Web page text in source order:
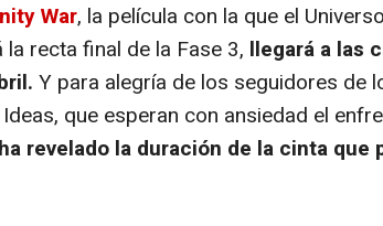
War, la película con la que el
recta final de la Fase 3, llegará a las
Y para alegría de los seguidores de
que esperan con ansiedad el
revelado la duración de la cinta que